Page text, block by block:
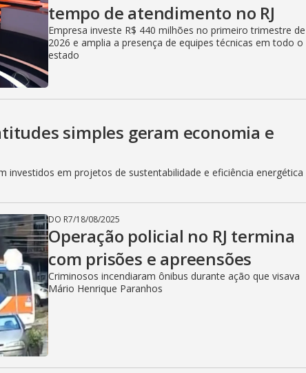
i
d
e
o
tempo de atendimento no RJ
Empresa investe R$ 440 milhões no primeiro trimestre de
2026 e amplia a presença de equipes técnicas em todo o
estado
simples geram economia e
investidos em projetos de sustentabilidade e eficiência energética
DO R7/18/08/2025
Operação policial no RJ termina
com prisões e apreensões
Criminosos incendiaram ônibus durante ação que visava
Mário Henrique Paranhos